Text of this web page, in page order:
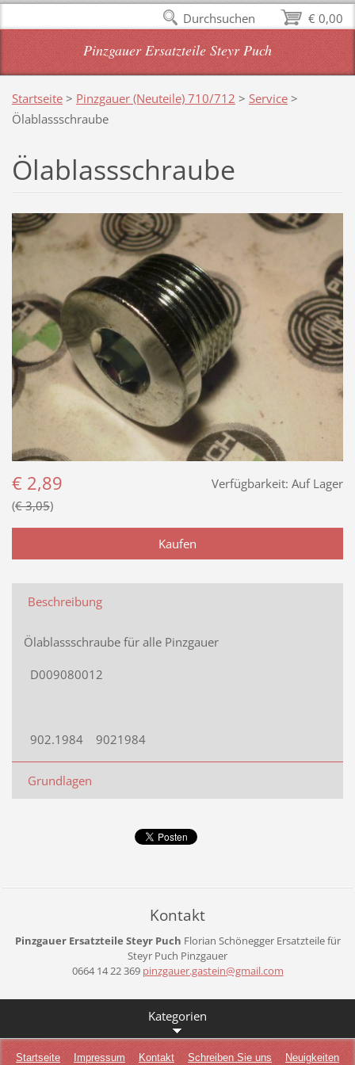
Pinzgauer Ersatzteile Steyr Puch
Startseite > Pinzgauer (Neuteile) 710/712 > Service >
Ölablassschraube
Ölablassschraube
Verfügbarkeit: Auf Lager
€ 2,89
€ 3,05
Beschreibung
Ölablassschraube für alle Pinzgauer
D009080012
902.1984 9021984
Grundlagen
Kontakt
Pinzgauer Ersatzteile Steyr Puch Florian SchöneggerErsatzteile für
Steyr Puch Pinzgauer
0664 14 22 369 pinzgauer.gastein@gmail.com
Kategorien
Startseite Impressum Kontakt Schreiben Sie uns Neuigkeiten
€ 0,00
Durchsuchen